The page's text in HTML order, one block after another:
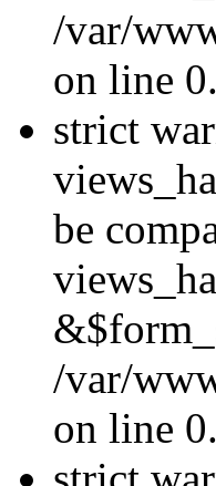
/var/
on line 0.
strict
be
/var/
on line 0.